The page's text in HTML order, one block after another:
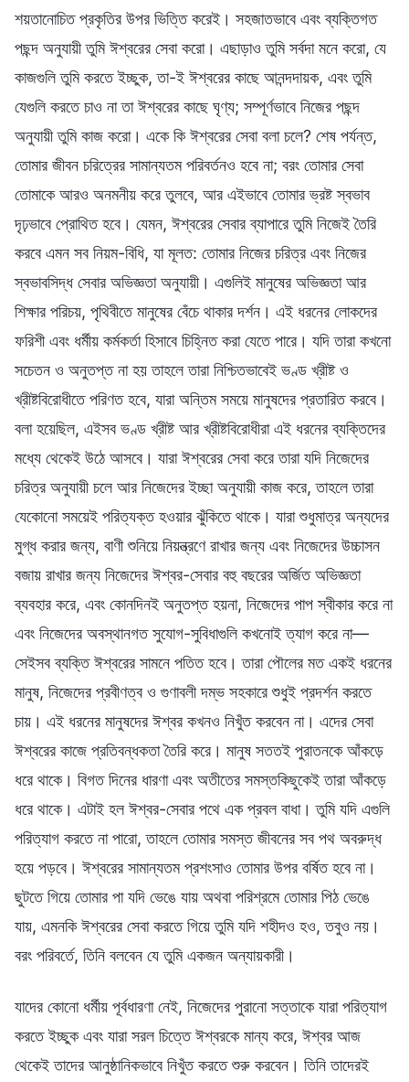
শয়তানোচিত প্রকৃতির উপর ভিত্তি করেই। সহজাতভাবে এবং ব্যক্তিগত
পছন্দ অনুযায়ী তুমি ঈশ্বরের সেবা করো। এছাড়াও তুমি সর্বদা মনে করো, যে
কাজগুলি তুমি করতে ইচ্ছুক, তা-ই ঈশ্বরের কাছে আনন্দদায়ক, এবং তুমি
যেগুলি করতে চাও না তা ঈশ্বরের কাছে ঘৃণ্য; সম্পূর্ণভাবে নিজের পছন্দ
অনুযায়ী তুমি কাজ করো। একে কি ঈশ্বরের সেবা বলা চলে? শেষ পর্যন্ত,
তোমার জীবন চরিত্রের সামান্যতম পরিবর্তনও হবে না; বরং তোমার সেবা
তোমাকে আরও অনমনীয় করে তুলবে, আর এইভাবে তোমার ভ্রষ্ট স্বভাব
দৃঢ়ভাবে প্রোথিত হবে। যেমন, ঈশ্বরের সেবার ব্যাপারে তুমি নিজেই তৈরি
করবে এমন সব নিয়ম-বিধি, যা মূলত: তোমার নিজের চরিত্র এবং নিজের
স্বভাবসিদ্ধ সেবার অভিজ্ঞতা অনুযায়ী। এগুলিই মানুষের অভিজ্ঞতা আর
শিক্ষার পরিচয়, পৃথিবীতে মানুষের বেঁচে থাকার দর্শন। এই ধরনের লোকদের
ফরিশী এবং ধর্মীয় কর্মকর্তা হিসাবে চিহ্নিত করা যেতে পারে। যদি তারা কখনো
সচেতন ও অনুতপ্ত না হয় তাহলে তারা নিশ্চিতভাবেই ভণ্ড খ্রীষ্ট ও
খ্রীষ্টবিরোধীতে পরিণত হবে, যারা অন্তিম সময়ে মানুষদের প্রতারিত করবে।
বলা হয়েছিল, এইসব ভণ্ড খ্রীষ্ট আর খ্রীষ্টবিরোধীরা এই ধরনের ব্যক্তিদের
মধ্যে থেকেই উঠে আসবে। যারা ঈশ্বরের সেবা করে তারা যদি নিজেদের
চরিত্র অনুযায়ী চলে আর নিজেদের ইচ্ছা অনুযায়ী কাজ করে, তাহলে তারা
যেকোনো সময়েই পরিত্যক্ত হওয়ার ঝুঁকিতে থাকে। যারা শুধুমাত্র অন্যদের
মুগ্ধ করার জন্য, বাণী শুনিয়ে নিয়ন্ত্রণে রাখার জন্য এবং নিজেদের উচ্চাসন
বজায় রাখার জন্য নিজেদের ঈশ্বর-সেবার বহু বছরের অর্জিত অভিজ্ঞতা
ব্যবহার করে, এবং কোনদিনই অনুতপ্ত হয়না, নিজেদের পাপ স্বীকার করে না
এবং নিজেদের অবস্থানগত সুযোগ-সুবিধাগুলি কখনোই ত্যাগ করে না—
সেইসব ব্যক্তি ঈশ্বরের সামনে পতিত হবে। তারা পৌলের মত একই ধরনের
মানুষ, নিজেদের প্রবীণত্ব ও গুণাবলী দম্ভ সহকারে শুধুই প্রদর্শন করতে
চায়। এই ধরনের মানুষদের ঈশ্বর কখনও নিখুঁত করবেন না। এদের সেবা
ঈশ্বরের কাজে প্রতিবন্ধকতা তৈরি করে। মানুষ সততই পুরাতনকে আঁকড়ে
ধরে থাকে। বিগত দিনের ধারণা এবং অতীতের সমস্তকিছুকেই তারা আঁকড়ে
ধরে থাকে। এটাই হল ঈশ্বর-সেবার পথে এক প্রবল বাধা। তুমি যদি এগুলি
পরিত্যাগ করতে না পারো, তাহলে তোমার সমস্ত জীবনের সব পথ অবরুদ্ধ
হয়ে পড়বে। ঈশ্বরের সামান্যতম প্রশংসাও তোমার উপর বর্ষিত হবে না।
ছুটতে গিয়ে তোমার পা যদি ভেঙে যায় অথবা পরিশ্রমে তোমার পিঠ ভেঙে
যায়, এমনকি ঈশ্বরের সেবা করতে গিয়ে তুমি যদি শহীদও হও, তবুও নয়।
বরং পরিবর্তে, তিনি বলবেন যে তুমি একজন অন্যায়কারী।
যাদের কোনো ধর্মীয় পূর্বধারণা নেই, নিজেদের পুরানো সত্তাকে যারা পরিত্যাগ
করতে ইচ্ছুক এবং যারা সরল চিত্তে ঈশ্বরকে মান্য করে, ঈশ্বর আজ
থেকেই তাদের আনুষ্ঠানিকভাবে নিখুঁত করতে শুরু করবেন। তিনি তাদেরই